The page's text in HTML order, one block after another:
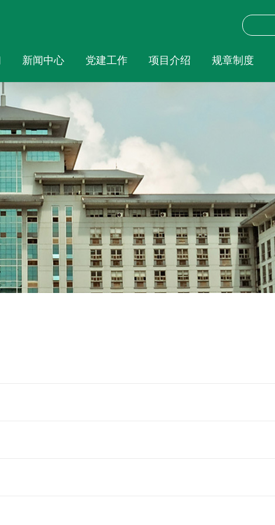
新闻中心 党建工作 项目介绍 规章制度